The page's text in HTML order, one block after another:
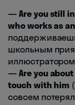
— Are you still
who works as
школьным
— Are you
touch with him
совсем